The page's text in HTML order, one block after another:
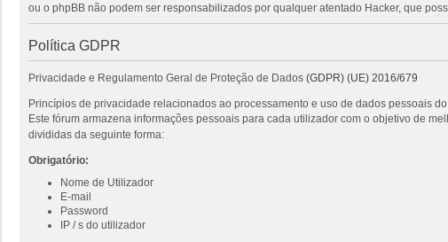
ou o phpBB não podem ser responsabilizados por qualquer atentado Hacker, que
Política GDPR
Privacidade e Regulamento Geral de Proteção de Dados (GDPR) (UE) 2016/679
Princípios de privacidade relacionados ao processamento e uso de dados pessoais
Este fórum armazena informações pessoais para cada utilizador com o objetivo de
divididas da seguinte forma:
Obrigatório:
Nome de Utilizador
E-mail
Password
IP / s do utilizador